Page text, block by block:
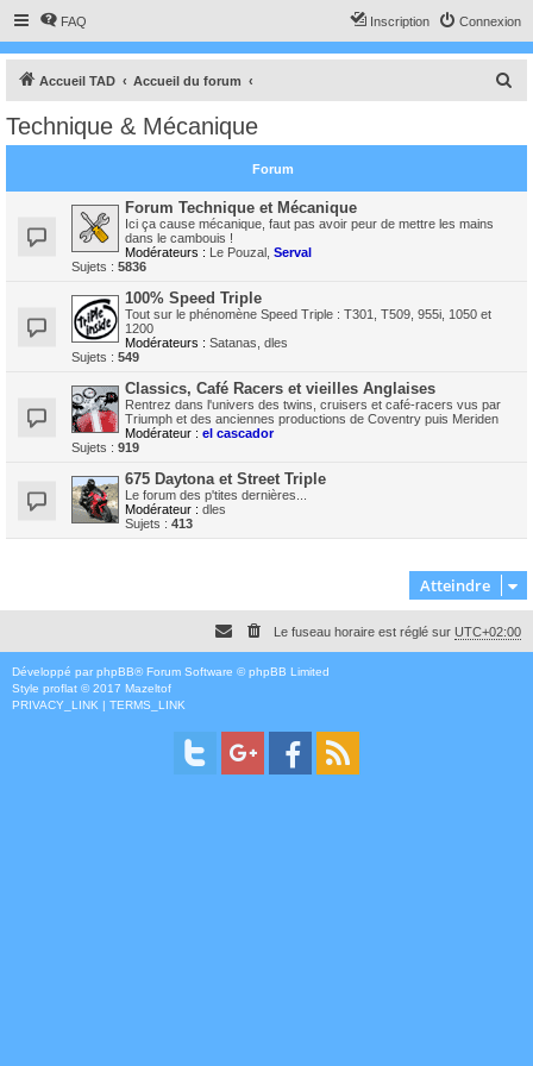
FAQ Connexion
Inscription
Accueil TAD Accueil du forum
e
Technique & Mécanique
Forum
Forum Technique et Mécanique
Ici ça cause mécanique, faut pas avoir peur de mettre les mains
dans le cambouis !
Modérateurs : Le Pouzal Serval
Sujets : 5836
100% Speed Triple
Tout sur le phénomène Speed Triple : T301, T509, 955i, 1050 et
1200
Modérateurs : Satanas dles
Sujets : 549
Classics, Café Racers et vieilles Anglaises
Rentrez dans l'univers des twins, cruisers et café-racers vus par
Triumph et des anciennes productions de Coventry puis Meriden
Modérateur : el cascador
Sujets : 919
675 Daytona et Street Triple
Le forum des p'tites dernières...
Modérateur : dles
Sujets : 413
Atteindre
Le fuseau horaire est réglé sur UTC+02:00
Développé par phpBB® Forum Software © phpBB Limited
Style proflat © 2017 Mazeltof
PRIVACY_LINK | TERMS_LINK